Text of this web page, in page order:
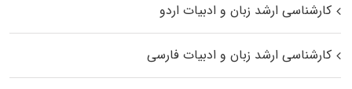
کارشناسی ارشد زبان و ادبیات اردو
کارشناسی ارشد زبان و ادبیات فارسی